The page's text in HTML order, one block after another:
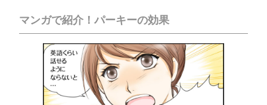
マンガで紹介！パーキーの効果